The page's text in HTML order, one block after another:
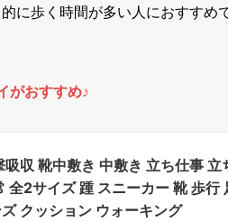
に歩く時間が多い人におすすめ
がおすすめ♪
収 靴中敷き 中敷き 立ち仕事
全2サイズ 踵 スニーカー 靴 歩行
クッション ウォーキング